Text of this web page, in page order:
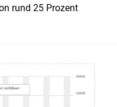
rund 25 Prozent